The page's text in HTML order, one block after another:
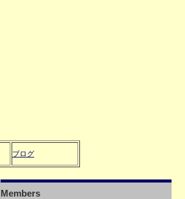
ブログ
Members